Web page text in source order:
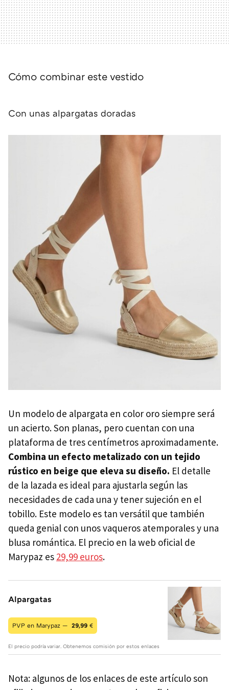
Cómo combinar este vestido
Con unas alpargatas doradas
Un modelo de alpargata en color oro siempre será
un acierto. Son planas, pero cuentan con una
plataforma de tres centímetros aproximadamente.
Combina un efecto metalizado con un tejido
rústico en beige que eleva su diseño. El detalle
de la lazada es ideal para ajustarla según las
necesidades de cada una y tener sujeción en el
tobillo. Este modelo es tan versátil que también
queda genial con unos vaqueros atemporales y una
blusa romántica. El precio en la web oficial de
Marypaz es 29,99 euros.
Alpargatas
PVP en Marypaz — 29,99 €
El precio podría variar. Obtenemos comisión por estos enlaces
Nota: algunos de los enlaces de este artículo son